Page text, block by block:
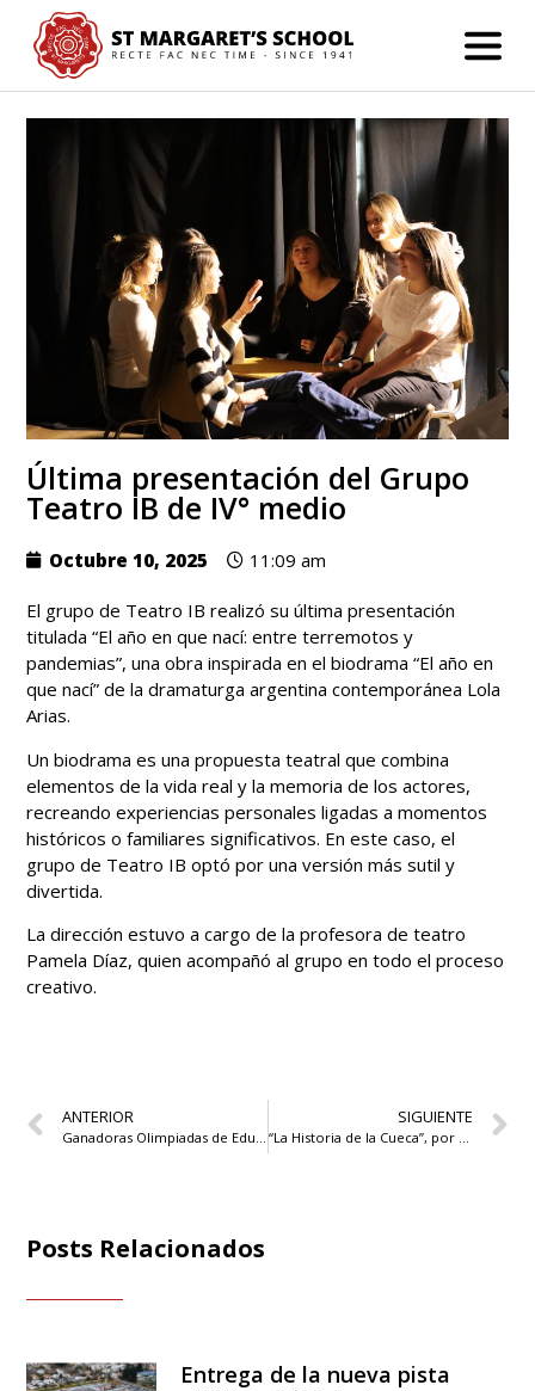
Última presentación del Grupo
Teatro IB de IV° medio
Octubre 10, 2025 11:09 am
El grupo de Teatro IB realizó su última presentación
titulada “El año en que nací: entre terremotos y
pandemias”, una obra inspirada en el biodrama “El año en
que nací” de la dramaturga argentina contemporánea Lola
Arias.
Un biodrama es una propuesta teatral que combina
elementos de la vida real y la memoria de los actores,
recreando experiencias personales ligadas a momentos
históricos o familiares significativos. En este caso, el
grupo de Teatro IB optó por una versión más sutil y
divertida.
La dirección estuvo a cargo de la profesora de teatro
Pamela Díaz, quien acompañó al grupo en todo el proceso
creativo.
ANTERIOR
Ganadoras Olimpiadas de Educación Financiera 2025
SIGUIENTE
“La Historia de la Cueca”, por Los Cuenteros
Posts Relacionados
Entrega de la nueva pista